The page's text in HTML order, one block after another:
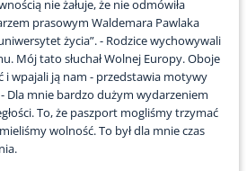
nie żałuje, że nie odmówiła
prasowym Waldemara Pawlaka
życia”. - Rodzice wychowywali
Mój tato słuchał Wolnej Europy. Oboje
i wpajali ją nam - przedstawia motywy
Dla mnie bardzo dużym wydarzeniem
To, że paszport mogliśmy trzymać
wolność. To był dla mnie czas